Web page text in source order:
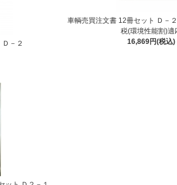
－２
車輌売買注文書 12冊セット Ｄ－
税(環境性能割)適
16,869円(税込)